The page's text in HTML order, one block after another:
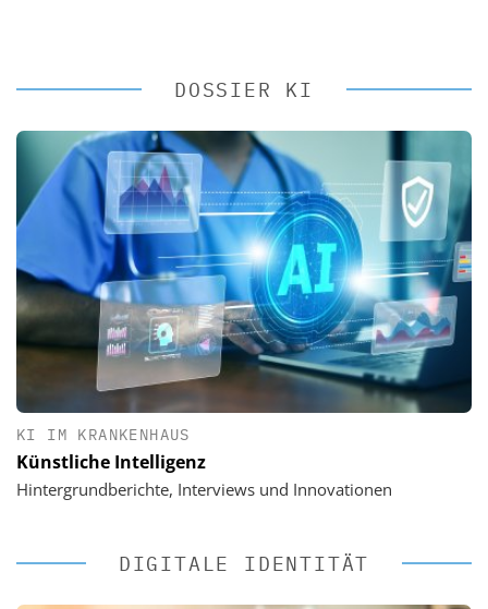
DOSSIER KI
KI IM KRANKENHAUS
Künstliche Intelligenz
Hintergrundberichte, Interviews und Innovationen
DIGITALE IDENTITÄT